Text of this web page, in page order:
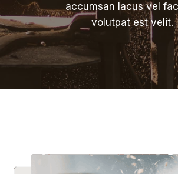
accumsan lacus vel
volutpat est velit.